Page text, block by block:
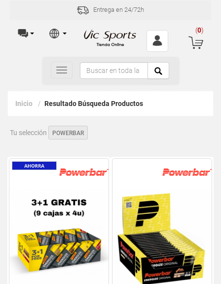
Entrega en 24/72h
(0)
Toggle
navigation
Inicio Resultado Búsqueda Productos
Tu selección POWERBAR